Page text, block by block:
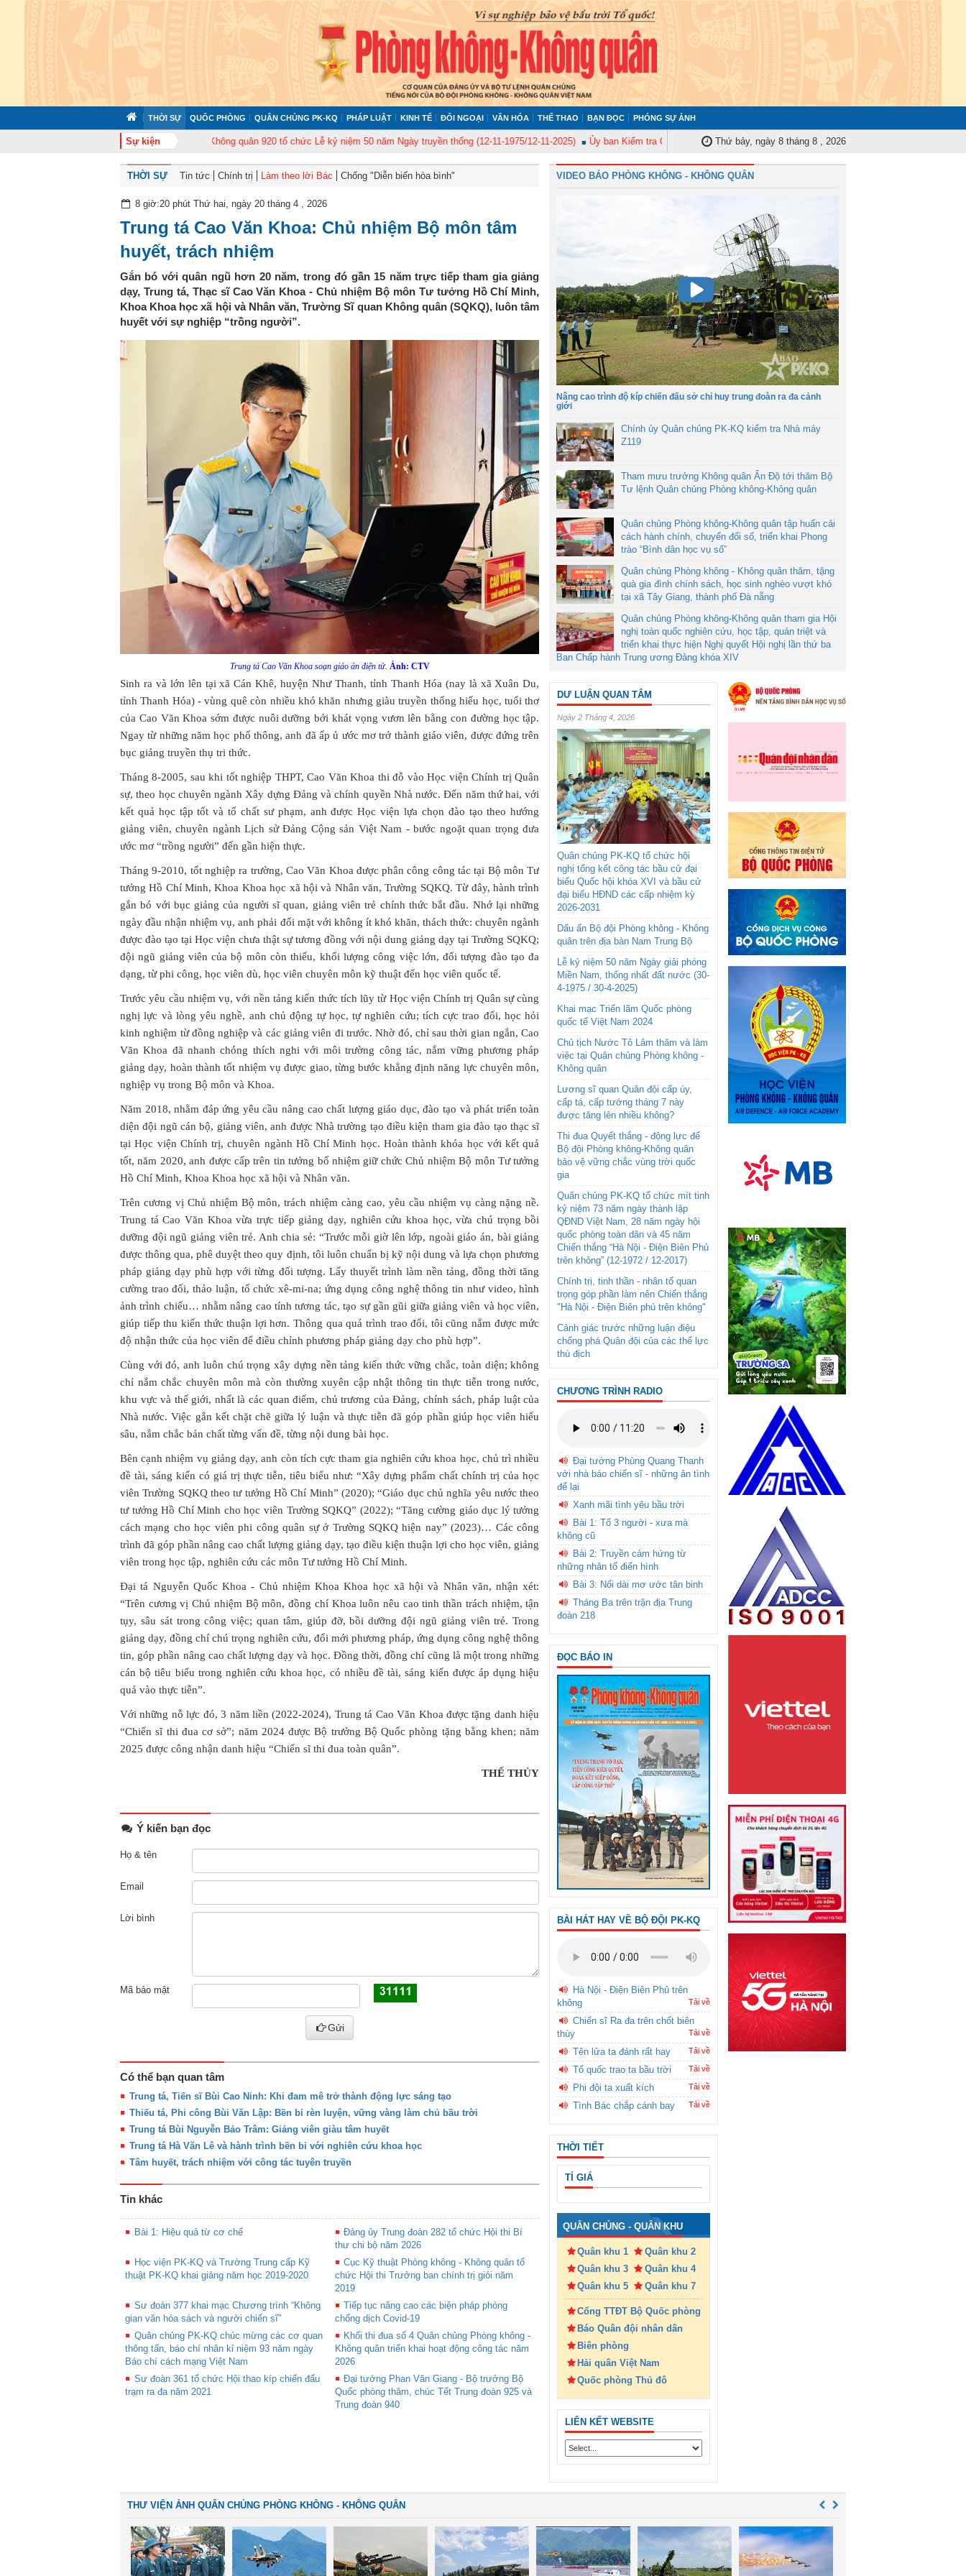
THỜI SỰ QUỐC PHÒNG QUÂN CHỦNG PK-KQ PHÁP LUẬT KINH TẾ ĐỐI NGOẠI VĂN HÓA THỂ THAO BẠN ĐỌC PHÓNG SỰ ẢNH
Sự kiện
Trung đoàn Không quân 920 tổ chức Lễ kỷ niệm 50 năm Ngày truyền thống (12-11-1975/12-11-2025) Ủy ban Kiểm tra Quân ủy Trung ương tập huấn nghiệp vụ công tác kiểm tra, giám sát năm 2025
Thứ bảy, ngày 8 tháng 8 , 2026
THỜI SỰ Tin tức Chính trị Làm theo lời Bác Chống "Diễn biến hòa bình"
8 giờ:20 phút Thứ hai, ngày 20 tháng 4 , 2026
Trung tá Cao Văn Khoa: Chủ nhiệm Bộ môn tâm
huyết, trách nhiệm
Gắn bó với quân ngũ hơn 20 năm, trong đó gần 15 năm trực tiếp tham gia giảng
dạy, Trung tá, Thạc sĩ Cao Văn Khoa - Chủ nhiệm Bộ môn Tư tưởng Hồ Chí Minh,
Khoa Khoa học xã hội và Nhân văn, Trường Sĩ quan Không quân (SQKQ), luôn tâm
huyết với sự nghiệp “trồng người”.
Trung tá Cao Văn Khoa soạn giáo án điện tử. Ảnh: CTV
Sinh ra và lớn lên tại xã Cán Khê, huyện Như Thanh, tỉnh Thanh Hóa (nay là xã Xuân Du,
tỉnh Thanh Hóa) - vùng quê còn nhiều khó khăn nhưng giàu truyền thống hiếu học, tuổi thơ
của Cao Văn Khoa sớm được nuôi dưỡng bởi khát vọng vươn lên bằng con đường học tập.
Ngay từ những năm học phổ thông, anh đã ấp ủ ước mơ trở thành giáo viên, được đứng trên
bục giảng truyền thụ tri thức.
Tháng 8-2005, sau khi tốt nghiệp THPT, Cao Văn Khoa thi đỗ vào Học viện Chính trị Quân
sự, theo học chuyên ngành Xây dựng Đảng và chính quyền Nhà nước. Đến năm thứ hai, với
kết quả học tập tốt và tố chất sư phạm, anh được Học viện lựa chọn đào tạo theo hướng
giảng viên, chuyên ngành Lịch sử Đảng Cộng sản Việt Nam - bước ngoặt quan trọng đưa
ước mơ “trồng người” đến gần hiện thực.
Tháng 9-2010, tốt nghiệp ra trường, Cao Văn Khoa được phân công công tác tại Bộ môn Tư
tưởng Hồ Chí Minh, Khoa Khoa học xã hội và Nhân văn, Trường SQKQ. Từ đây, hành trình
gắn bó với bục giảng của người sĩ quan, giảng viên trẻ chính thức bắt đầu. Nhớ lại những
ngày đầu nhận nhiệm vụ, anh phải đối mặt với không ít khó khăn, thách thức: chuyên ngành
được đào tạo tại Học viện chưa thật sự tương đồng với nội dung giảng dạy tại Trường SQKQ;
đội ngũ giảng viên của bộ môn còn thiếu, khối lượng công việc lớn, đối tượng đào tạo đa
dạng, từ phi công, học viên dù, học viên chuyên môn kỹ thuật đến học viên quốc tế.
Trước yêu cầu nhiệm vụ, với nền tảng kiến thức tích lũy từ Học viện Chính trị Quân sự cùng
nghị lực và lòng yêu nghề, anh chủ động tự học, tự nghiên cứu; tích cực trao đổi, học hỏi
kinh nghiệm từ đồng nghiệp và các giảng viên đi trước. Nhờ đó, chỉ sau thời gian ngắn, Cao
Văn Khoa đã nhanh chóng thích nghi với môi trường công tác, nắm vững phương pháp
giảng dạy, hoàn thành tốt nhiệm vụ được giao, từng bước khẳng định năng lực chuyên môn,
nghiệp vụ trong Bộ môn và Khoa.
Năm 2018, nhằm đáp ứng yêu cầu nâng cao chất lượng giáo dục, đào tạo và phát triển toàn
diện đội ngũ cán bộ, giảng viên, anh được Nhà trường tạo điều kiện tham gia đào tạo thạc sĩ
tại Học viện Chính trị, chuyên ngành Hồ Chí Minh học. Hoàn thành khóa học với kết quả
tốt, năm 2020, anh được cấp trên tin tưởng bổ nhiệm giữ chức Chủ nhiệm Bộ môn Tư tưởng
Hồ Chí Minh, Khoa Khoa học xã hội và Nhân văn.
Trên cương vị Chủ nhiệm Bộ môn, trách nhiệm càng cao, yêu cầu nhiệm vụ càng nặng nề.
Trung tá Cao Văn Khoa vừa trực tiếp giảng dạy, nghiên cứu khoa học, vừa chú trọng bồi
dưỡng đội ngũ giảng viên trẻ. Anh chia sẻ: “Trước mỗi giờ lên lớp, ngoài giáo án, bài giảng
được thông qua, phê duyệt theo quy định, tôi luôn chuẩn bị kỹ nội dung và lựa chọn phương
pháp giảng dạy phù hợp với từng đối tượng. Lấy thuyết trình làm nền tảng, đồng thời tăng
cường trao đổi, thảo luận, tổ chức xê-mi-na; ứng dụng công nghệ thông tin như video, hình
ảnh trình chiếu… nhằm nâng cao tính tương tác, tạo sự gần gũi giữa giảng viên và học viên,
giúp tiếp thu kiến thức thuận lợi hơn. Thông qua quá trình trao đổi, tôi cũng nắm được mức
độ nhận thức của học viên để điều chỉnh phương pháp giảng dạy cho phù hợp”.
Cùng với đó, anh luôn chú trọng xây dựng nền tảng kiến thức vững chắc, toàn diện; không
chỉ nắm chắc chuyên môn mà còn thường xuyên cập nhật thông tin thực tiễn trong nước,
khu vực và thế giới, nhất là các quan điểm, chủ trương của Đảng, chính sách, pháp luật của
Nhà nước. Việc gắn kết chặt chẽ giữa lý luận và thực tiễn đã góp phần giúp học viên hiểu
sâu, nắm chắc bản chất từng vấn đề, từng nội dung bài học.
Bên cạnh nhiệm vụ giảng dạy, anh còn tích cực tham gia nghiên cứu khoa học, chủ trì nhiều
đề tài, sáng kiến có giá trị thực tiễn, tiêu biểu như: “Xây dựng phẩm chất chính trị của học
viên Trường SQKQ theo tư tưởng Hồ Chí Minh” (2020); “Giáo dục chủ nghĩa yêu nước theo
tư tưởng Hồ Chí Minh cho học viên Trường SQKQ” (2022); “Tăng cường giáo dục lý tưởng
cách mạng cho học viên phi công quân sự ở Trường SQKQ hiện nay” (2023)… Các công
trình đã góp phần nâng cao chất lượng giảng dạy, tạo điều kiện thuận lợi cho học viên, giảng
viên trong học tập, nghiên cứu các môn Tư tưởng Hồ Chí Minh.
Đại tá Nguyễn Quốc Khoa - Chủ nhiệm Khoa Khoa học xã hội và Nhân văn, nhận xét:
“Trên cương vị Chủ nhiệm Bộ môn, đồng chí Khoa luôn nêu cao tinh thần trách nhiệm, tận
tụy, sâu sát trong công việc; quan tâm, giúp đỡ, bồi dưỡng đội ngũ giảng viên trẻ. Trong
giảng dạy, đồng chí chú trọng nghiên cứu, đổi mới phương pháp, ứng dụng công nghệ thông
tin, góp phần nâng cao chất lượng dạy và học. Đồng thời, đồng chí cũng là một trong những
cán bộ tiêu biểu trong nghiên cứu khoa học, có nhiều đề tài, sáng kiến được áp dụng hiệu
quả vào thực tiễn”.
Với những nỗ lực đó, 3 năm liền (2022-2024), Trung tá Cao Văn Khoa được tặng danh hiệu
“Chiến sĩ thi đua cơ sở”; năm 2024 được Bộ trưởng Bộ Quốc phòng tặng bằng khen; năm
2025 được công nhận danh hiệu “Chiến sĩ thi đua toàn quân”.
THẾ THỦY
Ý kiến bạn đọc
Họ & tên
Email
Lời bình
Mã bảo mật
Gửi
Có thể bạn quan tâm
Trung tá, Tiến sĩ Bùi Cao Ninh: Khi đam mê trở thành động lực sáng tạo
Thiếu tá, Phi công Bùi Văn Lập: Bền bỉ rèn luyện, vững vàng làm chủ bầu trời
Trung tá Bùi Nguyễn Bảo Trâm: Giảng viên giàu tâm huyết
Trung tá Hà Văn Lê và hành trình bền bỉ với nghiên cứu khoa học
Tâm huyết, trách nhiệm với công tác tuyên truyền
Tin khác
Bài 1: Hiệu quả từ cơ chế
Đảng ủy Trung đoàn 282 tổ chức Hội thi Bí
thư chi bộ năm 2026
Học viện PK-KQ và Trường Trung cấp Kỹ
thuật PK-KQ khai giảng năm học 2019-2020
Cục Kỹ thuật Phòng không - Không quân tổ
chức Hội thi Trưởng ban chính trị giỏi năm
2019
Sư đoàn 377 khai mạc Chương trình “Không
gian văn hóa sách và người chiến sĩ”
Tiếp tục nâng cao các biện pháp phòng
chống dịch Covid-19
Quân chủng PK-KQ chúc mừng các cơ quan
thông tấn, báo chí nhân kỉ niệm 93 năm ngày
Báo chí cách mạng Việt Nam
Khối thi đua số 4 Quân chủng Phòng không -
Không quân triển khai hoạt động công tác năm
2026
Sư đoàn 361 tổ chức Hội thao kíp chiến đấu
trạm ra đa năm 2021
Đại tướng Phan Văn Giang - Bộ trưởng Bộ
Quốc phòng thăm, chúc Tết Trung đoàn 925 và
Trung đoàn 940
VIDEO BÁO PHÒNG KHÔNG - KHÔNG QUÂN
Nâng cao trình độ kíp chiến đấu sở chỉ huy trung đoàn ra đa cảnh
giới
Chính ủy Quân chủng PK-KQ kiểm tra Nhà máy
Z119
Tham mưu trưởng Không quân Ấn Độ tới thăm Bộ
Tư lệnh Quân chủng Phòng không-Không quân
Quân chủng Phòng không-Không quân tập huấn cải
cách hành chính, chuyển đổi số, triển khai Phong
trào “Bình dân học vụ số”
Quân chủng Phòng không - Không quân thăm, tặng
quà gia đình chính sách, học sinh nghèo vượt khó
tại xã Tây Giang, thành phố Đà nẵng
Quân chủng Phòng không-Không quân tham gia Hội
nghị toàn quốc nghiên cứu, học tập, quán triệt và
triển khai thực hiện Nghị quyết Hội nghị lần thứ ba
Ban Chấp hành Trung ương Đảng khóa XIV
DƯ LUẬN QUAN TÂM
Ngày 2 Tháng 4, 2026
Quân chủng PK-KQ tổ chức hội
nghị tổng kết công tác bầu cử đại
biểu Quốc hội khóa XVI và bầu cử
đại biểu HĐND các cấp nhiệm kỳ
2026-2031
Dấu ấn Bộ đội Phòng không - Không
quân trên địa bàn Nam Trung Bộ
Lễ kỷ niệm 50 năm Ngày giải phóng
Miền Nam, thống nhất đất nước (30-
4-1975 / 30-4-2025)
Khai mạc Triển lãm Quốc phòng
quốc tế Việt Nam 2024
Chủ tịch Nước Tô Lâm thăm và làm
việc tại Quân chủng Phòng không -
Không quân
Lương sĩ quan Quân đội cấp úy,
cấp tá, cấp tướng tháng 7 này
được tăng lên nhiều không?
Thi đua Quyết thắng - động lực để
Bộ đội Phòng không-Không quân
bảo vệ vững chắc vùng trời quốc
gia
Quân chủng PK-KQ tổ chức mít tinh
kỷ niệm 73 năm ngày thành lập
QĐND Việt Nam, 28 năm ngày hội
quốc phòng toàn dân và 45 năm
Chiến thắng “Hà Nội - Điện Biên Phủ
trên không” (12-1972 / 12-2017)
Chính trị, tinh thần - nhân tố quan
trọng góp phần làm nên Chiến thắng
"Hà Nội - Điện Biên phủ trên không"
Cảnh giác trước những luận điệu
chống phá Quân đội của các thế lực
thù địch
CHƯƠNG TRÌNH RADIO
Đại tướng Phùng Quang Thanh
với nhà báo chiến sĩ - những ân tình
để lại
Xanh mãi tình yêu bầu trời
Bài 1: Tổ 3 người - xưa mà
không cũ
Bài 2: Truyền cảm hứng từ
những nhân tố điển hình
Bài 3: Nối dài mơ ước tân binh
Tháng Ba trên trận địa Trung
đoàn 218
ĐỌC BÁO IN
BÀI HÁT HAY VỀ BỘ ĐỘI PK-KQ
Hà Nội - Điện Biên Phủ trên
không
Tải về
Chiến sĩ Ra đa trên chốt biên
thùy
Tải về
Tên lửa ta đánh rất hay Tải về
Tổ quốc trao ta bầu trời Tải về
Phi đội ta xuất kích Tải về
Tình Bác chắp cánh bay Tải về
THỜI TIẾT
TỈ GIÁ
QUÂN CHỦNG - QUÂN KHU
Quân khu 1
Quân khu 2
Quân khu 3
Quân khu 4
Quân khu 5
Quân khu 7
Cổng TTĐT Bộ Quốc phòng
Báo Quân đội nhân dân
Biên phòng
Hải quân Việt Nam
Quốc phòng Thủ đô
LIÊN KẾT WEBSITE
THƯ VIỆN ẢNH QUÂN CHỦNG PHÒNG KHÔNG - KHÔNG QUÂN